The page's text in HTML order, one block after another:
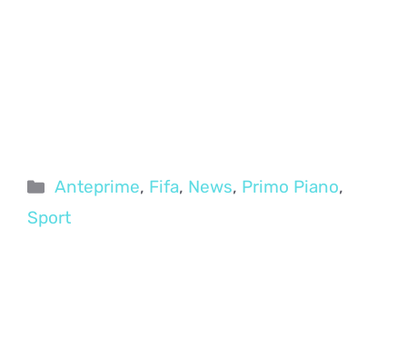
Categorie
Anteprime, Fifa, News, Primo Piano,
Sport